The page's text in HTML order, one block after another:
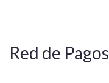
Red de Pagos